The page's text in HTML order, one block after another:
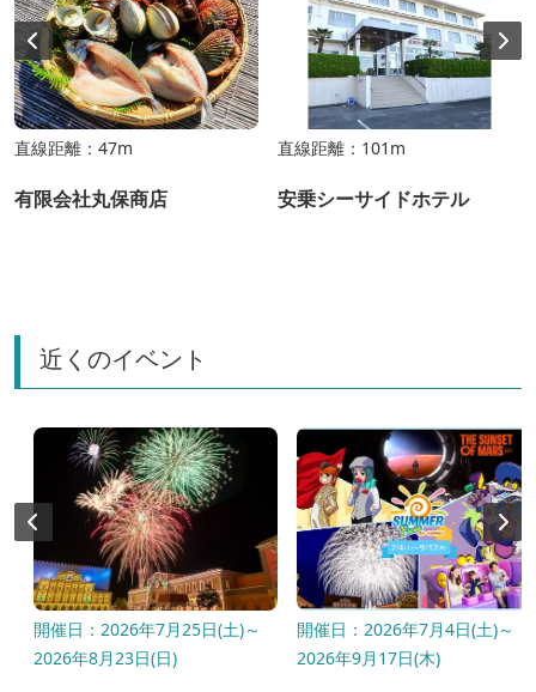
直線距離：47m
有限会社丸保商店
直線距離：101m
安乗シーサイドホテル
近くのイベント
開催日：2026年7月25日(土)～
2026年8月23日(日)
開催日：2026年7月4日(土)～
2026年9月17日(木)